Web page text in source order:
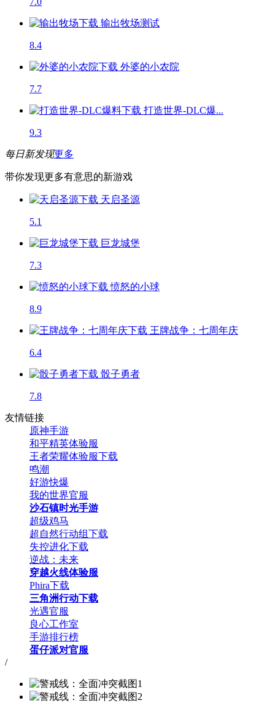
输出牧场测试
8.4
外婆的小农院
7.7
打造世界-DLC爆...
9.3
每日新发现更多
带你发现更多有意思的新游戏
天启圣源
5.1
巨龙城堡
7.3
愤怒的小球
8.9
王牌战争：七周年庆
6.4
骰子勇者
7.8
友情链接
原神手游
和平精英体验服
王者荣耀体验服下载
鸣潮
好游快爆
我的世界官服
沙石镇时光手游
超级鸡马
超自然行动组下载
失控进化下载
逆战：未来
穿越火线体验服
Phira下载
三角洲行动下载
光遇官服
良心工作室
手游排行榜
蛋仔派对官服
/